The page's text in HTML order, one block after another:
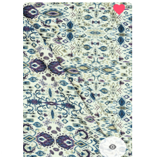
visibility
favorite